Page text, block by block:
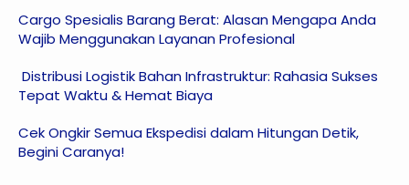
Cargo Spesialis Barang Berat: Alasan Mengapa Anda
Wajib Menggunakan Layanan Profesional
Distribusi Logistik Bahan Infrastruktur: Rahasia Sukses
Tepat Waktu & Hemat Biaya
Cek Ongkir Semua Ekspedisi dalam Hitungan Detik,
Begini Caranya!